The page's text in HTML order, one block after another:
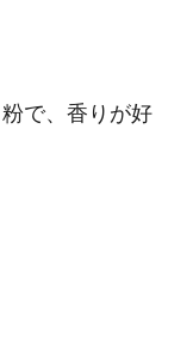
で、香りが好